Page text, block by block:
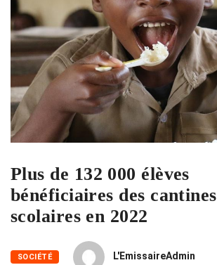
Plus de 132 000 élèves
bénéficiaires des cantines
scolaires en 2022
SOCIÉTÉ L'EmissaireAdmin